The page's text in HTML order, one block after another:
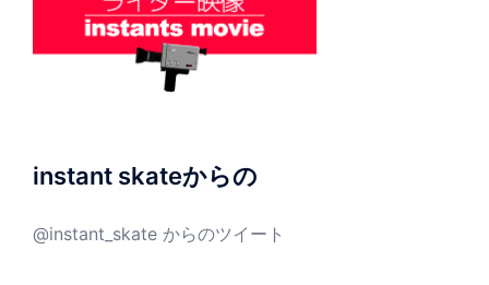
instant skateからの
@instant_skate からのツイート